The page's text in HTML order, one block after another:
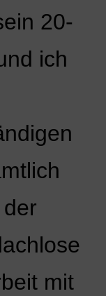
20-
ich
mit